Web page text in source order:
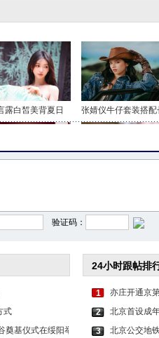
露白皙美背夏日 张婧仪牛仔套装搭配
验证码：
式
基仪式在绥阳举
24小时跟帖排
1
亦庄开通京
2
北京首设成
3
北京公交地